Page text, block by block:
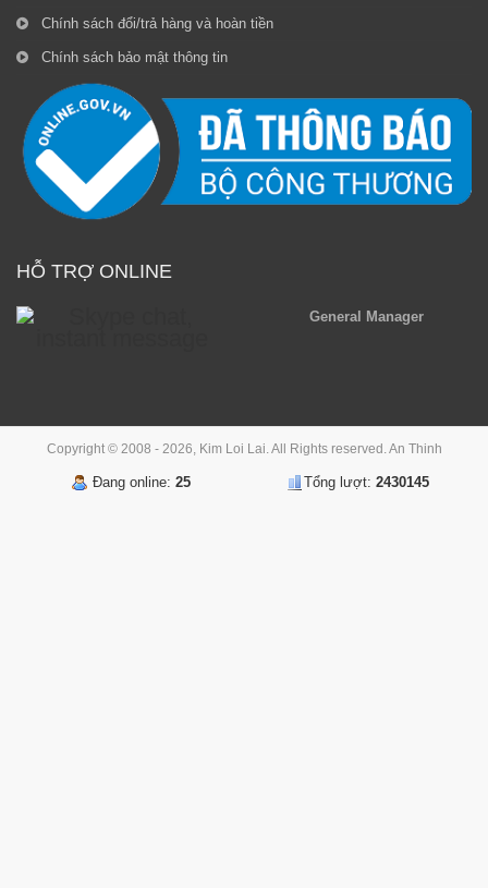
Chính sách đổi/trả hàng và hoàn tiền
Chính sách bảo mật thông tin
HỖ TRỢ ONLINE
General Manager
Copyright © 2008 - 2026, Kim Loi Lai. All Rights reserved. An Thinh
Đang online: 25 Tổng lượt: 2430145